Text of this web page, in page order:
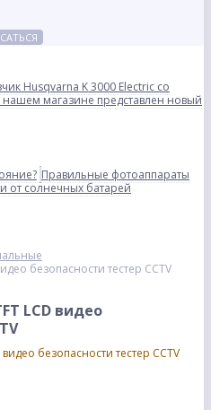
Husqvarna K 3000 Electric со
нашем магазине представлен новый
Правильные фотоаппараты
от солнечных батарей
безопасности тестер CCTV
LCD видео